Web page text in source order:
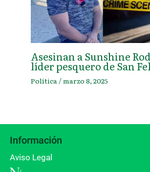
Asesinan a Sunshine
líder pesquero de San
Política /marzo 8, 2025
Información
Aviso Legal